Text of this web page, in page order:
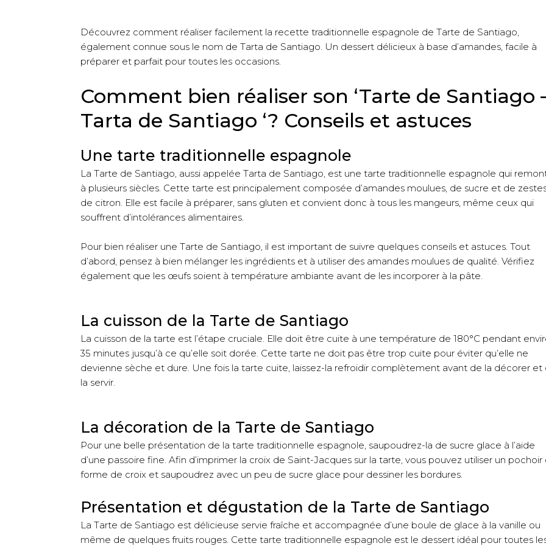
Découvrez comment réaliser facilement la recette traditionnelle espagnole de Tarte de Santiago,
également connue sous le nom de Tarta de Santiago. Un dessert délicieux à base d’amandes, facile à
préparer et parfait pour toutes les occasions.
Comment bien réaliser son ‘Tarte de Santiago
Tarta de Santiago ‘? Conseils et astuces
Une tarte traditionnelle espagnole
La Tarte de Santiago, aussi appelée Tarta de Santiago, est une tarte traditionnelle espagnole qui
à plusieurs siècles. Cette tarte est principalement composée d’amandes moulues, de sucre et de
de citron. Elle est facile à préparer, sans gluten et convient donc à tous les mangeurs, même ceux qui
souffrent d’intolérances alimentaires.
Pour bien réaliser une Tarte de Santiago, il est important de suivre quelques conseils et astuces. Tout
d’abord, pensez à bien mélanger les ingrédients et à utiliser des amandes moulues de qualité. Vérifiez
également que les œufs soient à température ambiante avant de les incorporer à la pâte.
La cuisson de la Tarte de Santiago
La cuisson de la tarte est l’étape cruciale. Elle doit être cuite à une température de 180°C pendant
35 minutes jusqu’à ce qu’elle soit dorée. Cette tarte ne doit pas être trop cuite pour éviter qu’elle ne
devienne sèche et dure. Une fois la tarte cuite, laissez-la refroidir complètement avant de la décorer et
la servir.
La décoration de la Tarte de Santiago
Pour une belle présentation de la tarte traditionnelle espagnole, saupoudrez-la de sucre glace à l’aide
d’une passoire fine. Afin d’imprimer la croix de Saint-Jacques sur la tarte, vous pouvez utiliser un pochoir
forme de croix et saupoudrez avec un peu de sucre glace pour dessiner les bordures.
Présentation et dégustation de la Tarte de Santiago
La Tarte de Santiago est délicieuse servie fraîche et accompagnée d’une boule de glace à la vanille ou
même de quelques fruits rouges. Cette tarte traditionnelle espagnole est le dessert idéal pour toutes